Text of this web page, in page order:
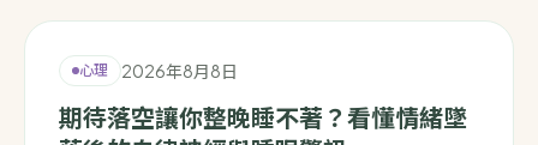
心理 2026年8月8日
期待落空讓你整晚睡不著？看懂情緒墜